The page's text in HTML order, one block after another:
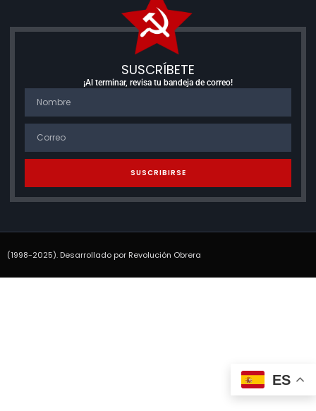
SUSCRÍBETE
¡Al terminar, revisa tu bandeja de correo!
SUSCRIBIRSE
(1998-2025). Desarrollado por Revolución Obrera
ES